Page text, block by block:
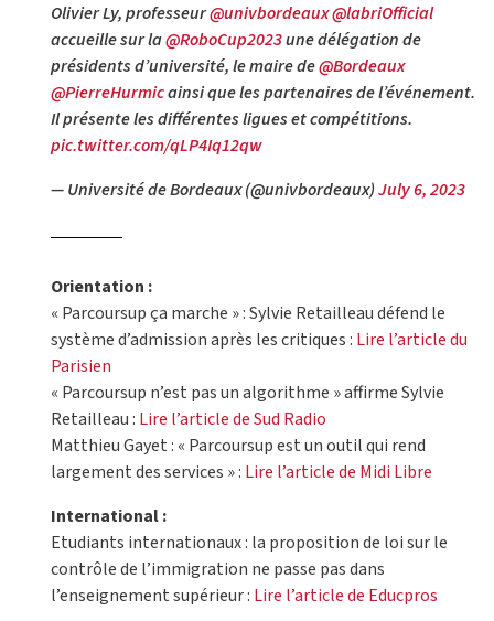
Olivier Ly, professeur@univbordeaux@labriOfficial
accueille sur la@RoboCup2023une délégation de
présidents d’université, le maire de@Bordeaux
@PierreHurmicainsi que les partenaires de l’événement.
Il présente les différentes ligues et compétitions.
pic.twitter.com/qLP4Iq12qw
— Université de Bordeaux (@univbordeaux)July 6, 2023
Orientation :
« Parcoursup ça marche » : Sylvie Retailleau défend le
système d’admission après les critiques : Lire l’article du
Parisien
« Parcoursup n’est pas un algorithme » affirme Sylvie
Retailleau : Lire l’article de Sud Radio
Matthieu Gayet : « Parcoursup est un outil qui rend
largement des services » : Lire l’article de Midi Libre
International :
Etudiants internationaux : la proposition de loi sur le
contrôle de l’immigration ne passe pas dans
l’enseignement supérieur : Lire l’article de Educpros